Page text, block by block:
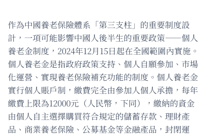
作為中國養老保險體系「第三支柱」的重要制度設
計，一項可能影響中國人後半生的重要政策——個人
養老金制度，2024年12月15日起在全國範圍內實施。
個人養老金是指政府政策支持、個人自願參加、市場
化運營、實現養老保險補充功能的制度。個人養老金
實行個人賬戶制，繳費完全由參加人個人承擔，每年
繳費上限為12000元（人民幣，下同），繳納的資金
由個人自主選擇購買符合規定的儲蓄存款、理財產
品、商業養老保險、公募基金等金融產品，封閉運